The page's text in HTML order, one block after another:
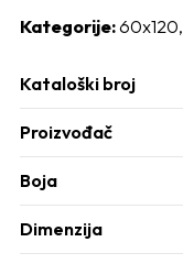
Kategorije:60x120,
Kataloški broj
Proizvođač
Boja
Dimenzija